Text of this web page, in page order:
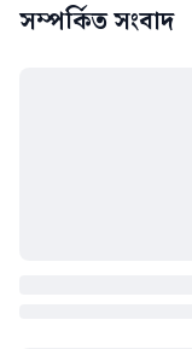
সম্পর্কিত সংবাদ